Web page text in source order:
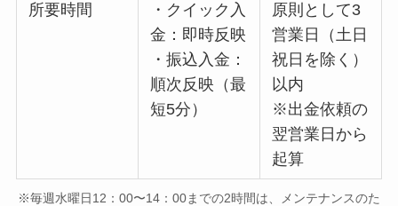
所要時間
・クイック入
金：即時反映
・振込入金：
順次反映（最
短5分）
原則として3
営業日（土日
祝日を除く）
以内
※出金依頼の
翌営業日から
起算
※毎週水曜日12：00〜14：00までの2時間は、メンテナンスのた